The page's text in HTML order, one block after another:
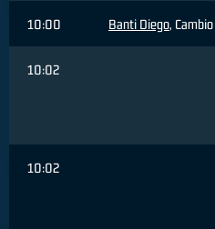
10:00 Banti Diego, Cambio
10:02
10:02